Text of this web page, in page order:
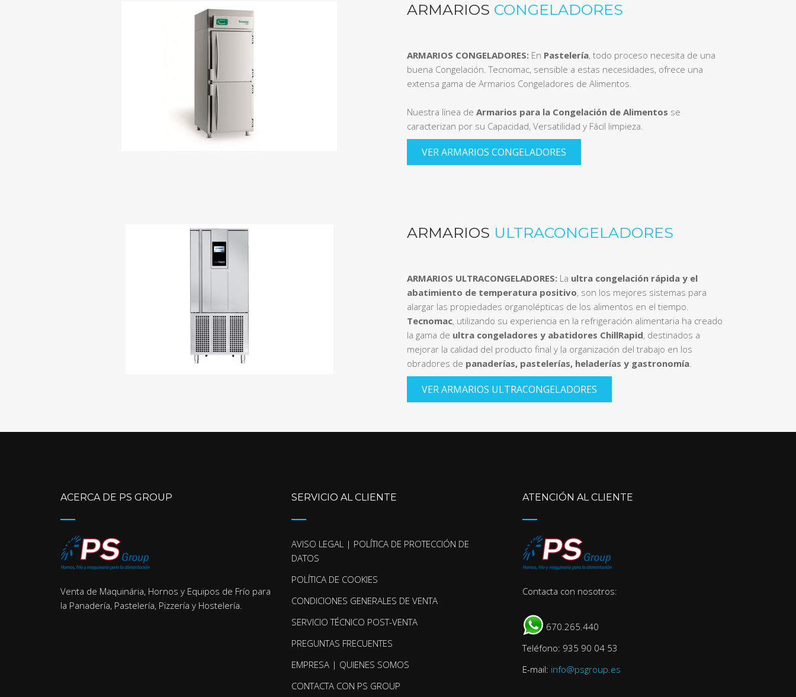
ARMARIOS CONGELADORES
ARMARIOS CONGELADORES: En Pastelería, todo proceso necesita de una
buena Congelación. Tecnomac, sensible a estas necesidades, ofrece una
extensa gama de Armarios Congeladores de Alimentos.
Nuestra línea de Armarios para la Congelación de Alimentos se
caracterizan por su Capacidad, Versatilidad y Fácil limpieza.
VER ARMARIOS CONGELADORES
ARMARIOS ULTRACONGELADORES
ARMARIOS ULTRACONGELADORES: La ultra congelación rápida y el
abatimiento de temperatura positivo, son los mejores sistemas para
alargar las propiedades organolépticas de los alimentos en el tiempo.
Tecnomac, utilizando su experiencia en la refrigeración alimentaria ha creado
la gama de ultra congeladores y abatidores ChillRapid, destinados a
mejorar la calidad del producto final y la organización del trabajo en los
obradores de panaderías, pastelerías, heladerías y gastronomía.
VER ARMARIOS ULTRACONGELADORES
ACERCA DE PS GROUP
Venta de Maquinária, Hornos y Equipos de Frío para
la Panadería, Pastelería, Pizzería y Hostelería.
SERVICIO AL CLIENTE
AVISO LEGAL | POLÍTICA DE PROTECCIÓN DE
DATOS
POLÍTICA DE COOKIES
CONDICIONES GENERALES DE VENTA
SERVICIO TÉCNICO POST-VENTA
PREGUNTAS FRECUENTES
EMPRESA | QUIENES SOMOS
CONTACTA CON PS GROUP
ATENCIÓN AL CLIENTE
Contacta con nosotros:
670.265.440
Teléfono: 935 90 04 53
E-mail: info@psgroup.es